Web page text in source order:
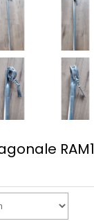
RAM1